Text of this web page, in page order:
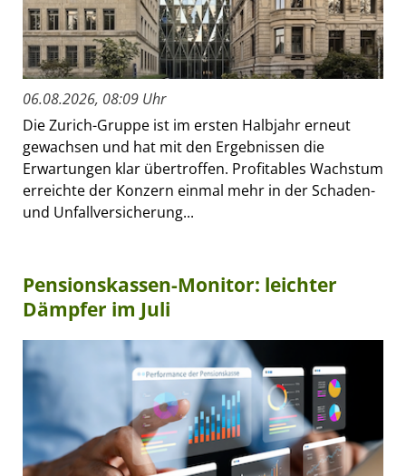
06.08.2026, 08:09 Uhr
Die Zurich-Gruppe ist im ersten Halbjahr erneut
gewachsen und hat mit den Ergebnissen die
Erwartungen klar übertroffen. Profitables Wachstum
erreichte der Konzern einmal mehr in der Schaden-
und Unfallversicherung...
Pensionskassen-Monitor: leichter
Dämpfer im Juli